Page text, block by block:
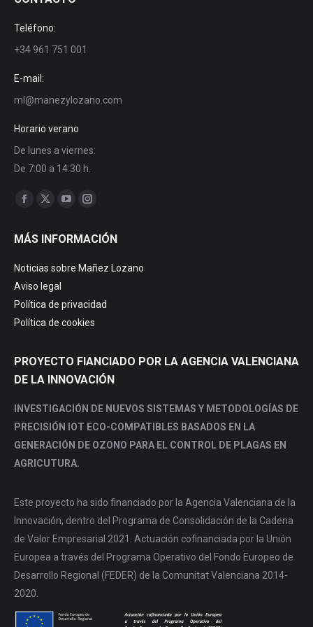
Teléfono:
+34 961 751 001
E-mail:
ml@manezylozano.com
Horario verano
De lunes a viernes:
De 7:00 a 14:30 h.
Encuéntranos en:
opens
in
new
window
opens
new
window
YouTube
opens
window
Instagram
opens
in
window
MÁS INFORMACIÓN
Noticias sobre Mañez Lozano
Aviso legal
Política de privacidad
Política de cookies
PROYECTO FIANCIADO POR LA AGENCIA VALENCIANA
DE LA INNOVACIÓN
INVESTIGACIÓN DE NUEVOS SISTEMAS Y METODOLOGÍAS DE
PRECISIÓN IOT ECO-COMPATIBLES BASADOS EN LA
GENERACIÓN DE OZONO PARA EL CONTROL DE PLAGAS EN
AGRICUTURA.
Este proyecto ha sido financiado por la Agencia Valenciana de la
Innovación, dentro del Programa de Consolidación de la Cadena
de Valor Empresarial 2021. Actuación cofinanciada por la Unión
Europea a través del Programa Operativo del Fondo Europeo de
Desarrollo Regional (FEDER) de la Comunitat Valenciana 2014-
2020.